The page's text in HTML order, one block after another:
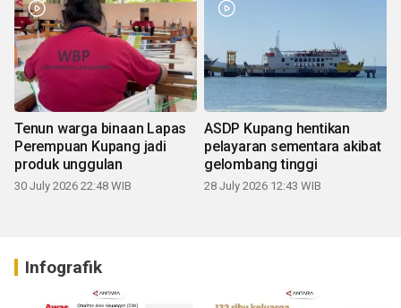
Tenun warga binaan Lapas
Perempuan Kupang jadi
produk unggulan
30 July 2026 22:48 WIB
ASDP Kupang hentikan
pelayaran sementara akibat
gelombang tinggi
28 July 2026 12:43 WIB
Infografik